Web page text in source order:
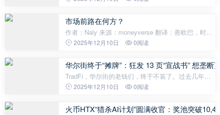
克斯采访时评论道：下一步的变
市场前路在何方？
作者：Naly 来源：moneyverse 翻译：善欧巴，时钟
滴答作响，杠杆呼啸悲鸣。那一闪而过的期盼微光，
竟耗费了多少人生时光，试图预判下一根
2025年12月10日 0阅读
华尔街终于“摊牌”：狂发 13 页“宣战书” 想垄断
TradFi，华尔街的老钱们，终于不装了。过去几年，
他们一边骂着 DeFi 是“狂野西部”，一边却在偷偷研究
认“代币化美股”是未来，但前提
2025年12月10日 0阅读
火币HTX“猎杀AI计划”圆满收官：奖池突破